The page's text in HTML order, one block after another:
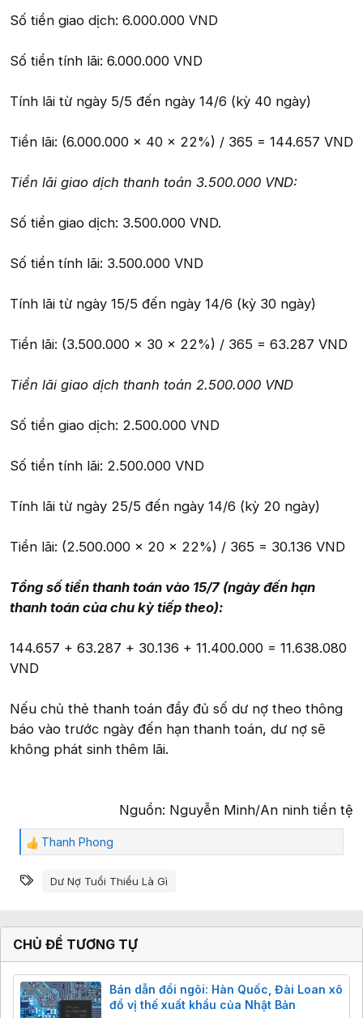
Số tiền giao dịch: 6.000.000 VND
Số tiền tính lãi: 6.000.000 VND
Tính lãi từ ngày 5/5 đến ngày 14/6 (kỳ 40 ngày)
Tiền lãi: (6.000.000 x 40 x 22%) / 365 = 144.657 VND
Tiền lãi giao dịch thanh toán 3.500.000 VND:
Số tiền giao dịch: 3.500.000 VND.
Số tiền tính lãi: 3.500.000 VND
Tính lãi từ ngày 15/5 đến ngày 14/6 (kỳ 30 ngày)
Tiền lãi: (3.500.000 x 30 x 22%) / 365 = 63.287 VND
Tiền lãi giao dịch thanh toán 2.500.000 VND
Số tiền giao dịch: 2.500.000 VND
Số tiền tính lãi: 2.500.000 VND
Tính lãi từ ngày 25/5 đến ngày 14/6 (kỳ 20 ngày)
Tiền lãi: (2.500.000 x 20 x 22%) / 365 = 30.136 VND
Tổng số tiền thanh toán vào 15/7 (ngày đến hạn
thanh toán của chu kỳ tiếp theo):
144.657 + 63.287 + 30.136 + 11.400.000 = 11.638.080
VND
Nếu chủ thẻ thanh toán đầy đủ số dư nợ theo thông
báo vào trước ngày đến hạn thanh toán, dư nợ sẽ
không phát sinh thêm lãi.
Nguồn: Nguyễn Minh/An ninh tiền tệ​
C
m
c
:
Thanh Phong
Từ khóa
Dư Nợ Tuổi Thiểu Là Gì
CHỦ ĐỀ TƯƠNG TỰ
Bán dẫn đổi ngôi: Hàn Quốc, Đài Loan xô
đổ vị thế xuất khẩu của Nhật Bản